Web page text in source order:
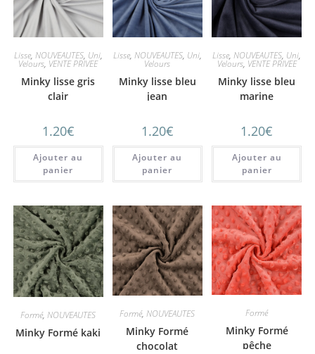
Lisse, NOUVEAUTES, Uni,
Velours, VENTE PRIVEE
Minky lisse gris
clair
1.20€
Ajouter au
panier
Lisse, NOUVEAUTES, Uni,
Velours
Minky lisse bleu
jean
1.20€
Ajouter au
panier
Lisse,NOUVEAUTES, Uni,
Velours, VENTE PRIVEE
Minky lisse bleu
marine
1.20€
Ajouter au
panier
Formé,NOUVEAUTES
Minky Formé kaki
Formé,NOUVEAUTES
Minky Formé
chocolat
Formé
Minky Formé
pêche